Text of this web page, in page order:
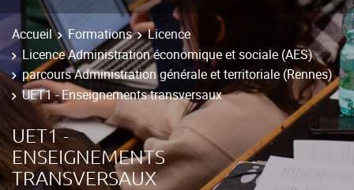
Accueil Formations
Licence
Licence Administration économique et sociale (AES)
parcours Administration générale et territoriale (Rennes)
UET1 - Enseignements transversaux
UET1 -
ENSEIGNEMENTS
TRANSVERSAUX